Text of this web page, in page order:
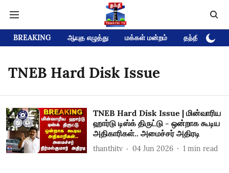
BREAKING ஆயுத எழுத்து மக்கள் மன்றம் தந்தி டிவி
TNEB Hard Disk Issue
TNEB Hard Disk Issue | மின்வாரிய
ஹார்டு டிஸ்க் திருட்டு - ஒன்றாக கூடிய
அதிகாரிகள்.. அமைச்சர் அதிரடி
thanthitv 04 Jun 2026 1 min read